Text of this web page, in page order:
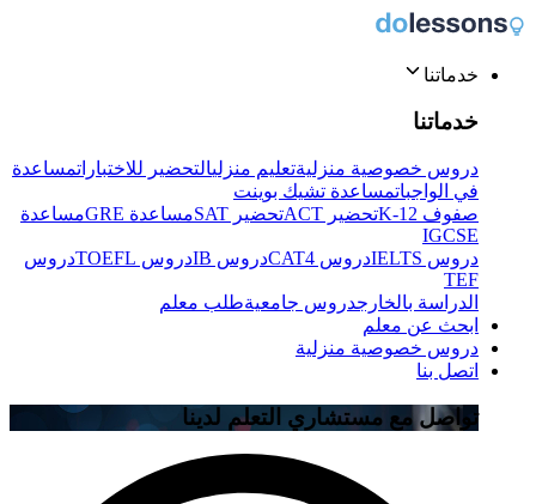
خدماتنا
خدماتنا
دروس خصوصية منزليةتعليم منزليالتحضير للاختباراتمساعدة
في الواجباتمساعدة تشيك بوينت
صفوف K-12
تحضير ACT تحضير SAT مساعدة GRE
مساعدة
IGCSE
دروس IELTS
دروس CAT4 دروس IB دروس TOEFL
دروس
TEF
الدراسة بالخارجدروس جامعيةطلب معلم
ابحث عن معلم
دروس خصوصية منزلية
اتصل بنا
تواصل مع مستشاري التعلم لدينا